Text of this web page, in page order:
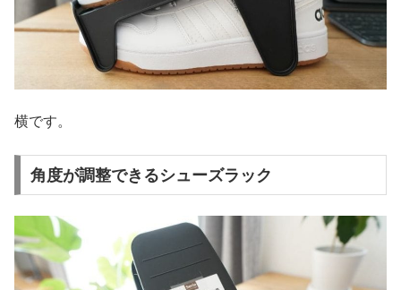
横です。
角度が調整できるシューズラック